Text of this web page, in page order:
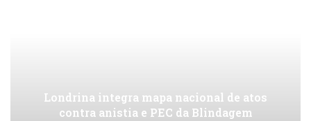
Londrina integra mapa nacional de atos
contra anistia e PEC da Blindagem